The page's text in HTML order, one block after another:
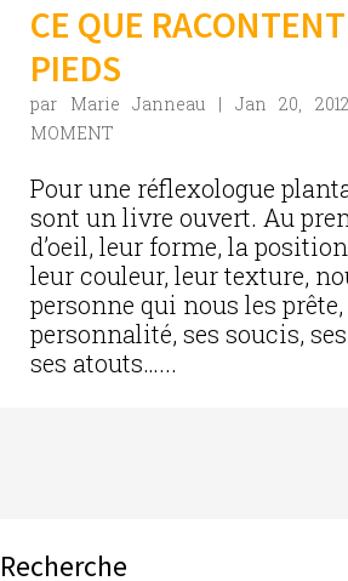
CE QUE
PIEDS
par Marie Janneau | Jan 20, 2012
MOMENT
Pour une réflexologue
sont un livre ouvert. Au
d’oeil, leur forme, la
leur couleur, leur texture,
personne qui nous les prête,
personnalité, ses soucis,
ses atouts…...
Recherche